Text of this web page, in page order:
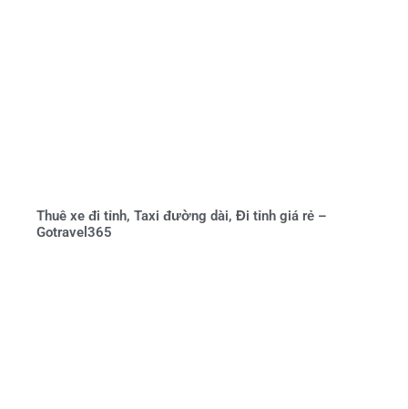
Thuê xe đi tỉnh, Taxi đường dài, Đi tỉnh giá rẻ –
Gotravel365